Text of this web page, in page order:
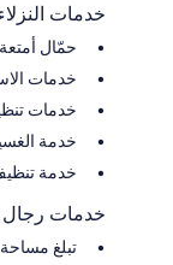
خدمات
حمّال أمتعة
خدمات
خدمات
خدمة
خدمة
خدمات رجال
تبلغ مساحة قاعة